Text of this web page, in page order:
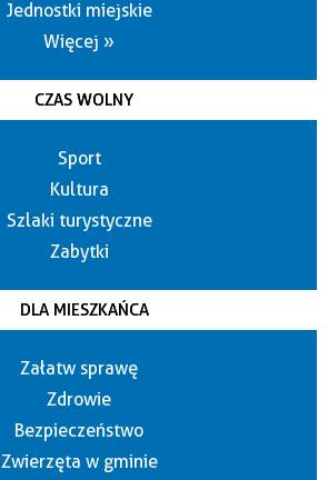
Jednostki miejskie
Więcej »
CZAS WOLNY
Sport
Kultura
Szlaki turystyczne
Zabytki
DLA MIESZKAŃCA
Załatw sprawę
Zdrowie
Bezpieczeństwo
Zwierzęta w gminie